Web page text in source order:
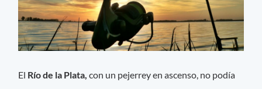
El Río de la Plata, con un pejerrey en ascenso, no podía